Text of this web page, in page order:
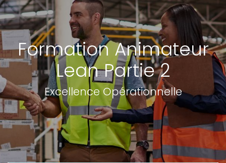
Formation Animateur
Lean Partie 2
Excellence Opérationnelle